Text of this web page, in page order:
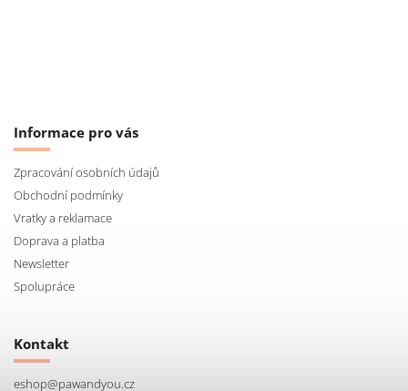
Informace pro vás
Zpracování osobních údajů
Obchodní podmínky
Vratky a reklamace
Doprava a platba
Newsletter
Spolupráce
Kontakt
eshop@pawandyou.cz